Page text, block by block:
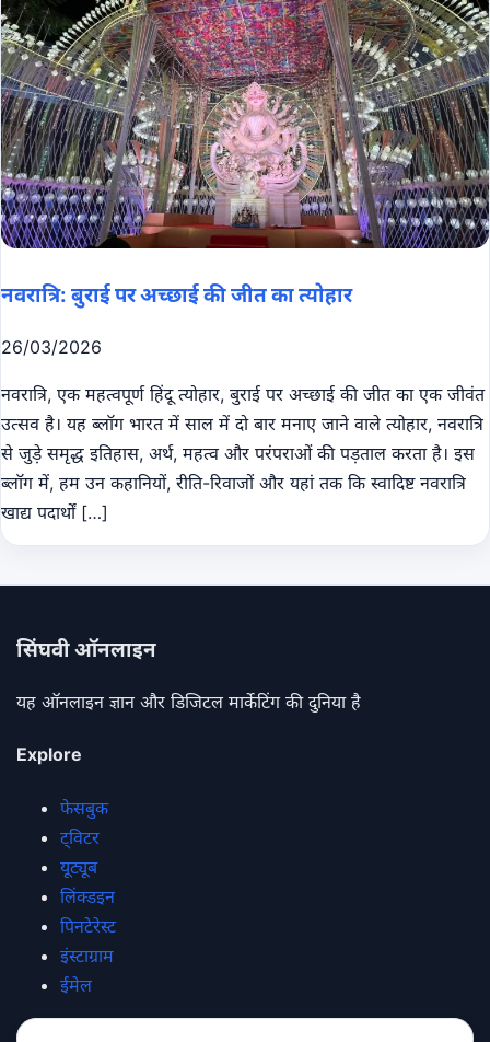
नवरात्रि: बुराई पर अच्छाई की जीत का त्योहार
26/03/2026
नवरात्रि, एक महत्वपूर्ण हिंदू त्योहार, बुराई पर अच्छाई की जीत का एक जीवंत
उत्सव है। यह ब्लॉग भारत में साल में दो बार मनाए जाने वाले त्योहार, नवरात्रि
से जुड़े समृद्ध इतिहास, अर्थ, महत्व और परंपराओं की पड़ताल करता है। इस
ब्लॉग में, हम उन कहानियों, रीति-रिवाजों और यहां तक ​​कि स्वादिष्ट नवरात्रि
खाद्य पदार्थों […]
सिंघवी ऑनलाइन
यह ऑनलाइन ज्ञान और डिजिटल मार्केटिंग की दुनिया है
Explore
फेसबुक
ट्विटर
यूट्यूब
लिंक्डइन
पिनटेरेस्ट
इंस्टाग्राम
ईमेल